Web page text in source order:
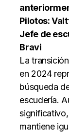
Pilotos:
Jefe de
Bravi
La
en 2024
búsqueda
escudería.
mantiene